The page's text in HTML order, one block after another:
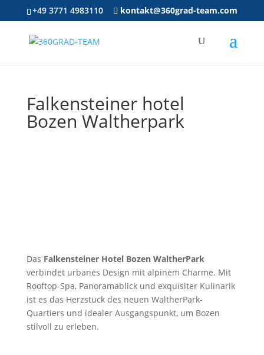
+49 3771 4983110 kontakt@360grad-team.com
Falkensteiner hotel
Bozen Waltherpark
Das Falkensteiner Hotel Bozen WaltherPark
verbindet urbanes Design mit alpinem Charme. Mit
Rooftop-Spa, Panoramablick und exquisiter Kulinarik
ist es das Herzstück des neuen WaltherPark-
Quartiers und idealer Ausgangspunkt, um Bozen
stilvoll zu erleben.